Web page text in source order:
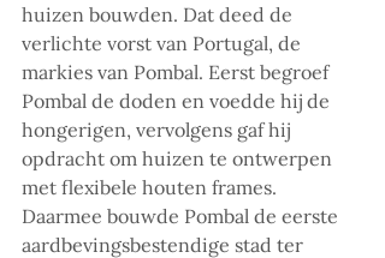
huizen bouwden. Dat deed de
verlichte vorst van Portugal, de
markies van Pombal. Eerst begroef
Pombal de doden en voedde hij de
hongerigen, vervolgens gaf hij
opdracht om huizen te ontwerpen
met flexibele houten frames.
Daarmee bouwde Pombal de eerste
aardbevingsbestendige stad ter